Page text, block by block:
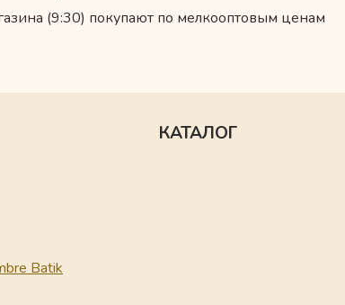
(9:30) покупают по мелкооптовым ценам
КАТАЛОГ
Batik